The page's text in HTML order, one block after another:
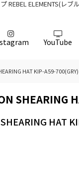
REBEL ELEMENTS(レ
YouTube
HAT KIP-A59-700(GRY)
SHEARING
HAT